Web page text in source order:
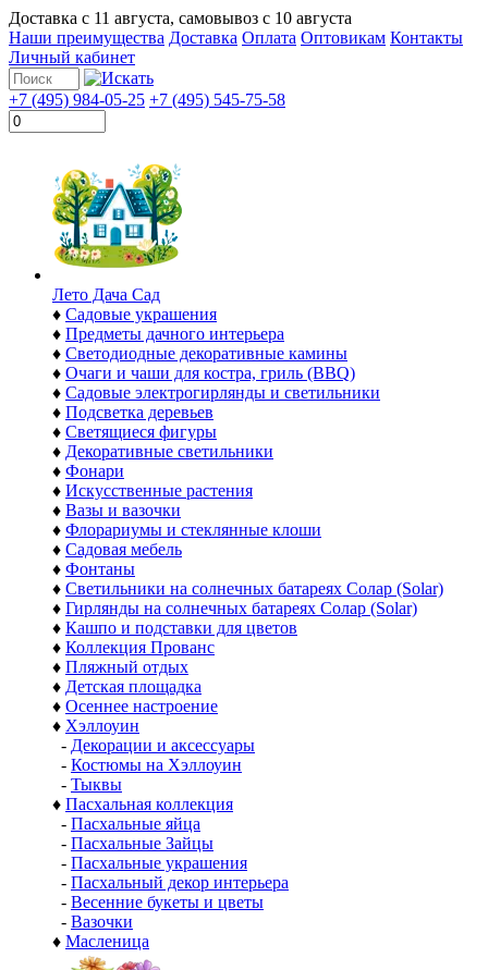
Доставка с 11 августа, самовывоз с 10 августа
Наши преимущества Доставка Оплата Оптовикам Контакты
Личный кабинет
+7 (495) 984-05-25 +7 (495) 545-75-58
Лето Дача Сад
♦ Садовые украшения
♦ Предметы дачного интерьера
♦ Светодиодные декоративные камины
♦ Очаги и чаши для костра, гриль (BBQ)
♦ Садовые электрогирлянды и светильники
♦ Подсветка деревьев
♦ Светящиеся фигуры
♦ Декоративные светильники
♦ Фонари
♦ Искусственные растения
♦ Вазы и вазочки
♦ Флорариумы и стеклянные клоши
♦ Садовая мебель
♦ Фонтаны
♦ Светильники на солнечных батареях Солар (Solar)
♦ Гирлянды на солнечных батареях Солар (Solar)
♦ Кашпо и подставки для цветов
♦ Коллекция Прованс
♦ Пляжный отдых
♦ Детская площадка
♦ Осеннее настроение
♦ Хэллоуин
- Декорации и аксессуары
- Костюмы на Хэллоуин
- Тыквы
♦ Пасхальная коллекция
- Пасхальные яйца
- Пасхальные Зайцы
- Пасхальные украшения
- Пасхальный декор интерьера
- Весенние букеты и цветы
- Вазочки
♦ Масленица